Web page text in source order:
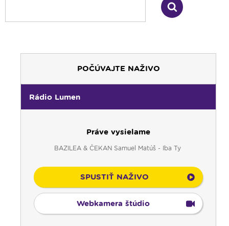
POČÚVAJTE NAŽIVO
Rádio Lumen
Práve vysielame
BAZILEA & ČEKAN Samuel Matúš - Iba Ty
SPUSTIŤ NAŽIVO
Webkamera štúdio